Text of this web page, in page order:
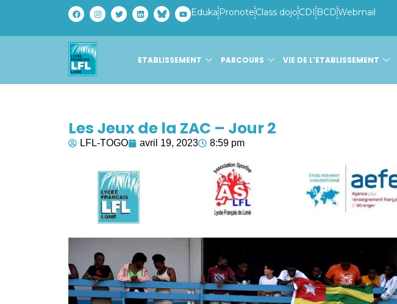
Eduka Pronote Class dojo CDI BCDWebmail
ETABLISSEMENT PARCOURS VIE DE L’ETABLISSEMENT
Les Jeux de la ZAC – Jour 2
LFL-TOGO avril 19, 2023 8:59 pm